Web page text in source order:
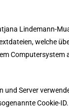
Lindemann-
welche
Computersystem
und Server
Cookie-